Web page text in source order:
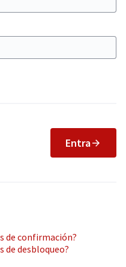
Entra
de confirmación?
de desbloqueo?